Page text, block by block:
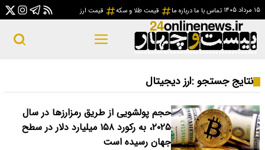
۱۵ مرداد ۱۴۰۵ تماس با ما درباره ما قیمت طلا و سکه قیمت ارز
نتایج جستجو :ارز دیجیتال
حجم پولشویی از طریق رمزارز‌ها در سال
۲۰۲۵، به رکورد ۱۵۸ میلیارد دلار در سطح
جهان رسیده است